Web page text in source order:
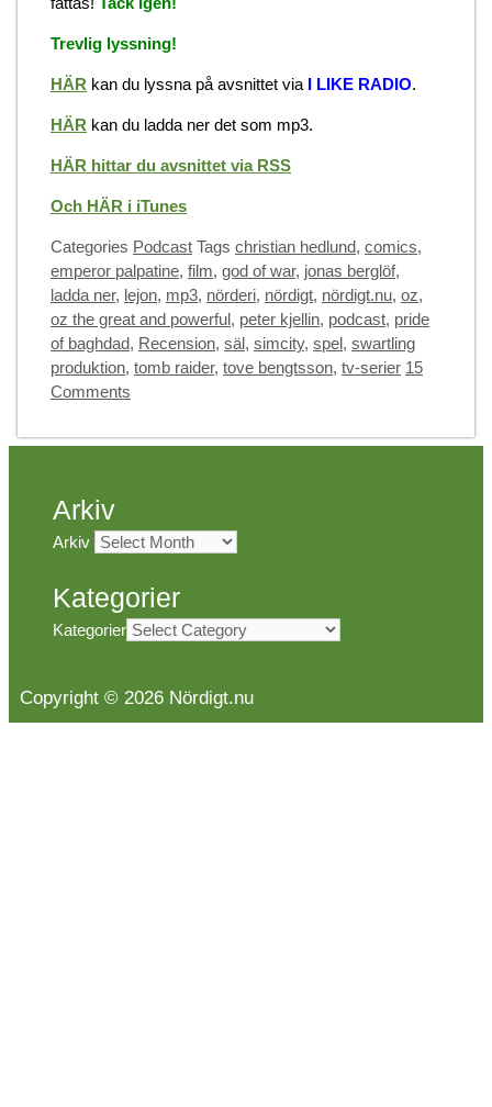
Trevlig lyssning!
HÄR kan du lyssna på avsnittet via I LIKE RADIO.
HÄR kan du ladda ner det som mp3.
HÄR hittar du avsnittet via RSS
Och HÄR i iTunes
Categories Podcast Tags christian hedlund, comics,
emperor palpatine, film, god of war, jonas berglöf,
ladda ner, lejon, mp3, nörderi, nördigt, nördigt.nu, oz,
oz the great and powerful, peter kjellin, podcast, pride
of baghdad, Recension, säl, simcity, spel, swartling
produktion, tomb raider, tove bengtsson, tv-serier 15
Comments
Arkiv
Arkiv
Kategorier
Kategorier
Copyright © 2026 Nördigt.nu